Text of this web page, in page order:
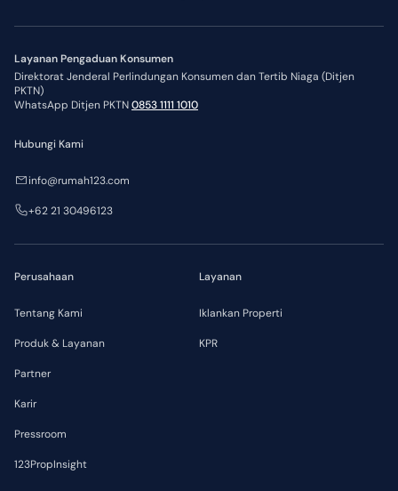
Layanan Pengaduan Konsumen
Direktorat Jenderal Perlindungan Konsumen dan Tertib Niaga (Ditjen
PKTN)
WhatsApp Ditjen PKTN0853 1111 1010
Perusahaan
Tentang Kami
Produk & Layanan
Partner
Karir
Pressroom
123PropInsight
Layanan
Iklankan Properti
KPR
Hubungi Kami
info@rumah123.com
+62 21 30496123